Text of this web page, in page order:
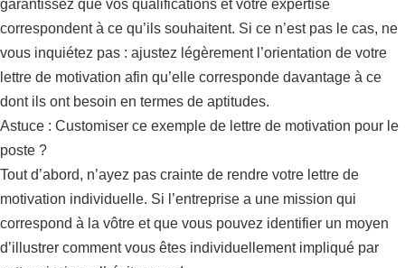
garantissez que vos qualifications et votre expertise
correspondent à ce qu’ils souhaitent. Si ce n’est pas le cas, ne
vous inquiétez pas : ajustez légèrement l’orientation de votre
lettre de motivation afin qu’elle corresponde davantage à ce
dont ils ont besoin en termes de aptitudes.
Astuce : Customiser ce exemple de lettre de motivation pour le
poste ?
Tout d’abord, n’ayez pas crainte de rendre votre lettre de
motivation individuelle. Si l’entreprise a une mission qui
correspond à la vôtre et que vous pouvez identifier un moyen
d’illustrer comment vous êtes individuellement impliqué par